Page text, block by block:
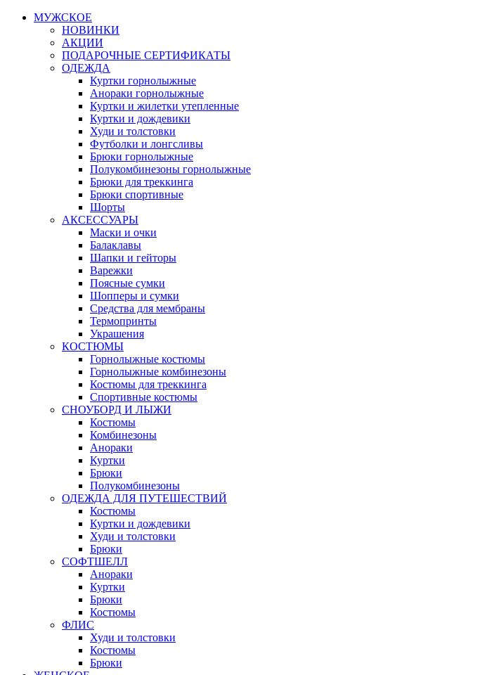
МУЖСКОЕ
НОВИНКИ
АКЦИИ
ПОДАРОЧНЫЕ СЕРТИФИКАТЫ
ОДЕЖДА
Куртки горнолыжные
Анораки горнолыжные
Куртки и жилетки утепленные
Куртки и дождевики
Худи и толстовки
Футболки и лонгсливы
Брюки горнолыжные
Полукомбинезоны горнолыжные
Брюки для треккинга
Брюки спортивные
Шорты
АКСЕССУАРЫ
Маски и очки
Балаклавы
Шапки и гейторы
Варежки
Поясные сумки
Шопперы и сумки
Средства для мембраны
Термопринты
Украшения
КОСТЮМЫ
Горнолыжные костюмы
Горнолыжные комбинезоны
Костюмы для треккинга
Спортивные костюмы
СНОУБОРД И ЛЫЖИ
Костюмы
Комбинезоны
Анораки
Куртки
Брюки
Полукомбинезоны
ОДЕЖДА ДЛЯ ПУТЕШЕСТВИЙ
Костюмы
Куртки и дождевики
Худи и толстовки
Брюки
СОФТШЕЛЛ
Анораки
Куртки
Брюки
Костюмы
ФЛИС
Худи и толстовки
Костюмы
Брюки